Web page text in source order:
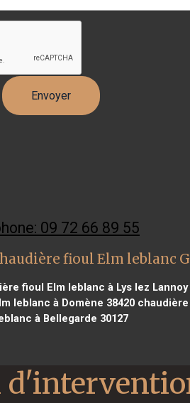
09 72 66 89 55
fioul Elm leblanc
fioul Elm leblanc à Lys lez Lannoy
leblanc à Domène 38420chaudière
à Bellegarde 30127